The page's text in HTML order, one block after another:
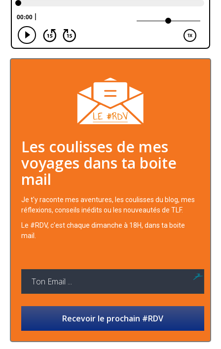
Les coulisses de mes
voyages dans ta boite
mail
Je t'y raconte mes aventures, les coulisses du blog, mes
réflexions, conseils inédits ou les nouveautés de TLF.
Le #RDV, c'est chaque dimanche à 18H, dans ta boite
mail.
Recevoir le prochain #RDV